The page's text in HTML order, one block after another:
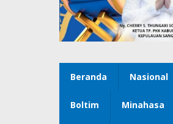
Beranda Nasional
Boltim Minahasa